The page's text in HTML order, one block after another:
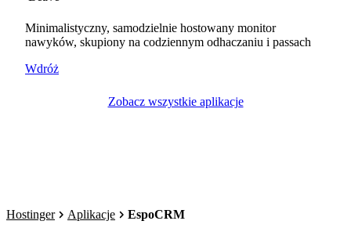
Minimalistyczny, samodzielnie hostowany monitor
nawyków, skupiony na codziennym odhaczaniu i passach
Wdróż
Zobacz wszystkie aplikacje
Hostinger Aplikacje EspoCRM